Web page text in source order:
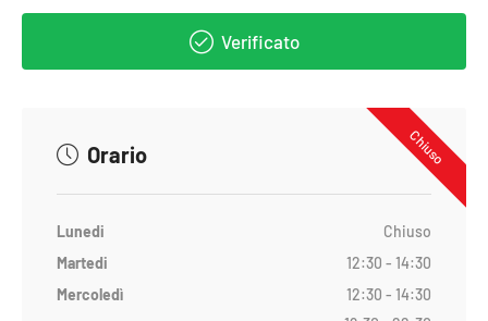
Verificato
Chiuso
Orario
Lunedi
Chiuso
Martedi
12:30 - 14:30
Mercoledì
12:30 - 14:30